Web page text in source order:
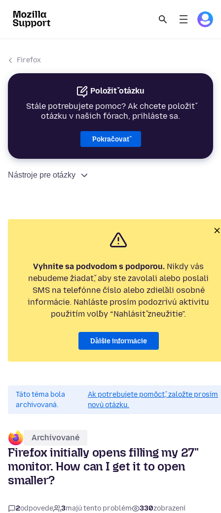
Firefox
Položiť otázku
Stále potrebujete pomoc? Ak chcete položiť
otázku v našich fórach, prihláste sa.
Pokračovať
Nástroje pre otázky
Vyhnite sa podvodom s podporou. Nikdy vás
nebudeme žiadať, aby ste zavolali alebo poslali
SMS na telefónne číslo alebo zdieľali osobné
informácie. Nahláste prosím podozrivú aktivitu
použitím voľby “Nahlásiť zneužitie”.
Ďalšie informácie
Táto téma bola
archivovaná.
Ak potrebujete pomôcť, založte prosím
novú otázku.
Archivované
Firefox initially opens filling my 27"
monitor. How can I get it to open
smaller?
2odpovede 3majú tento problém 330zobrazení